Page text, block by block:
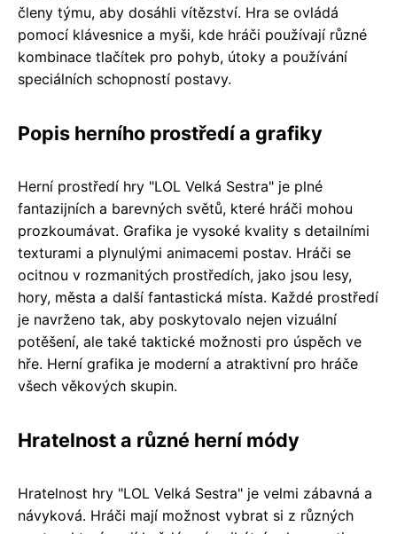
členy týmu, aby dosáhli vítězství. Hra se ovládá
pomocí klávesnice a myši, kde hráči používají různé
kombinace tlačítek pro pohyb, útoky a používání
speciálních schopností postavy.
Popis herního prostředí a grafiky
Herní prostředí hry "LOL Velká Sestra" je plné
fantazijních a barevných světů, které hráči mohou
prozkoumávat. Grafika je vysoké kvality s detailními
texturami a plynulými animacemi postav. Hráči se
ocitnou v rozmanitých prostředích, jako jsou lesy,
hory, města a další fantastická místa. Každé prostředí
je navrženo tak, aby poskytovalo nejen vizuální
potěšení, ale také taktické možnosti pro úspěch ve
hře. Herní grafika je moderní a atraktivní pro hráče
všech věkových skupin.
Hratelnost a různé herní módy
Hratelnost hry "LOL Velká Sestra" je velmi zábavná a
návyková. Hráči mají možnost vybrat si z různých